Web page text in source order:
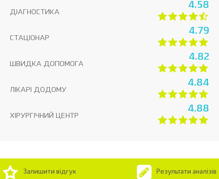
ДІАГНОСТИКА
4.58
СТАЦІОНАР
4.79
ШВИДКА ДОПОМОГА
4.82
ЛІКАРІ ДОДОМУ
4.84
ХІРУРГІЧНИЙ ЦЕНТР
4.88
Залишити відгук Результати аналізів